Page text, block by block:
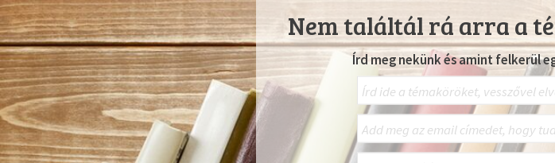
Nem találtál rá arra a
Írd meg nekünk és amint felkerül